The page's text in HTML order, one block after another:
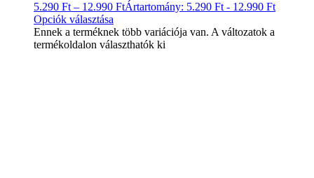
5.290 Ft – 12.990 FtÁrtartomány: 5.290 Ft - 12.990 Ft
Opciók választása
Ennek a terméknek több variációja van. A változatok a
termékoldalon választhatók ki